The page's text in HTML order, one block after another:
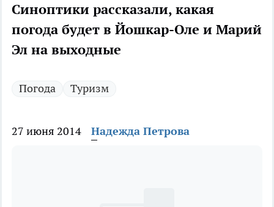
Синоптики рассказали, какая
погода будет в Йошкар-Оле и Марий
Эл на выходные
Погода Туризм
27 июня 2014 Надежда Петрова